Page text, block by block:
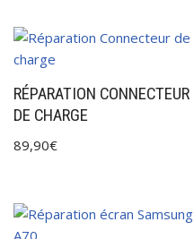
RÉPARATION CONNECTEUR
DE CHARGE
89,90€